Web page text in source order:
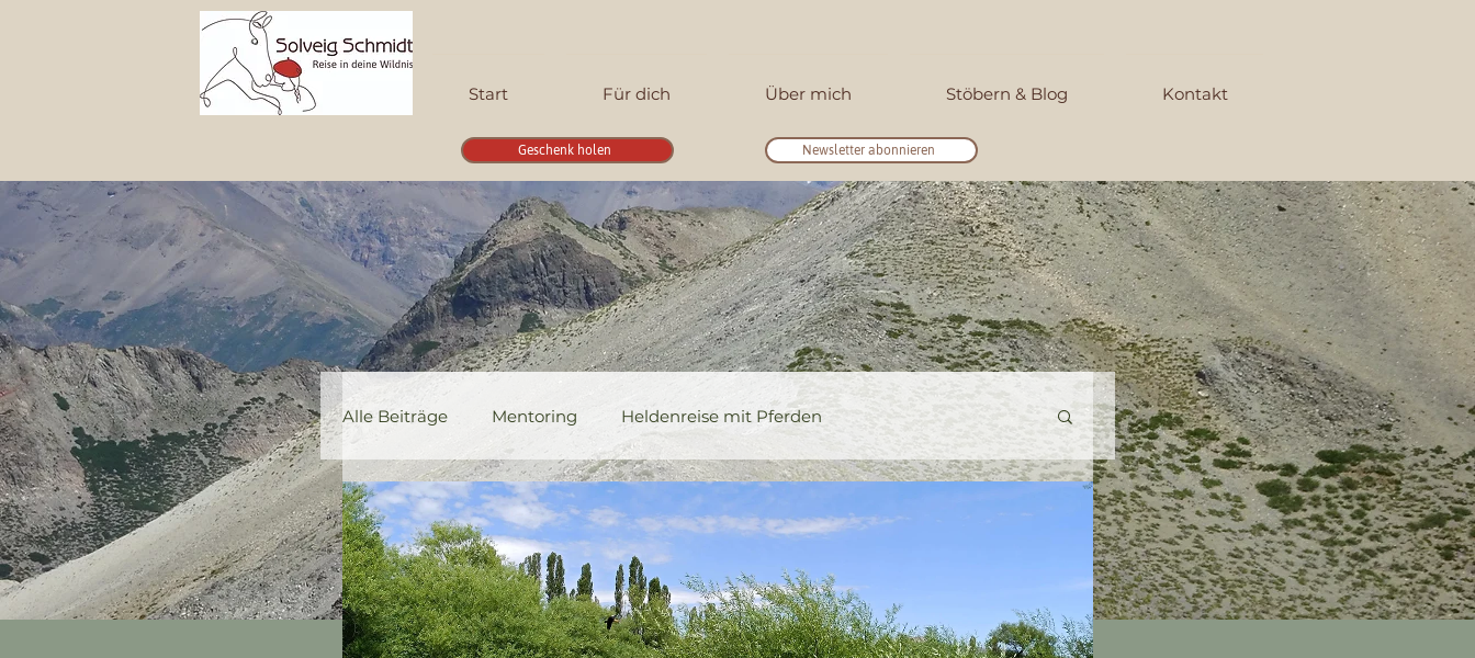
Start Für dich Über mich Stöbern & Blog Kontakt
Geschenk holen Newsletter abonnieren
Alle Beiträge Mentoring Heldenreise mit Pferden
Argentinien zu Pferd Persönliches